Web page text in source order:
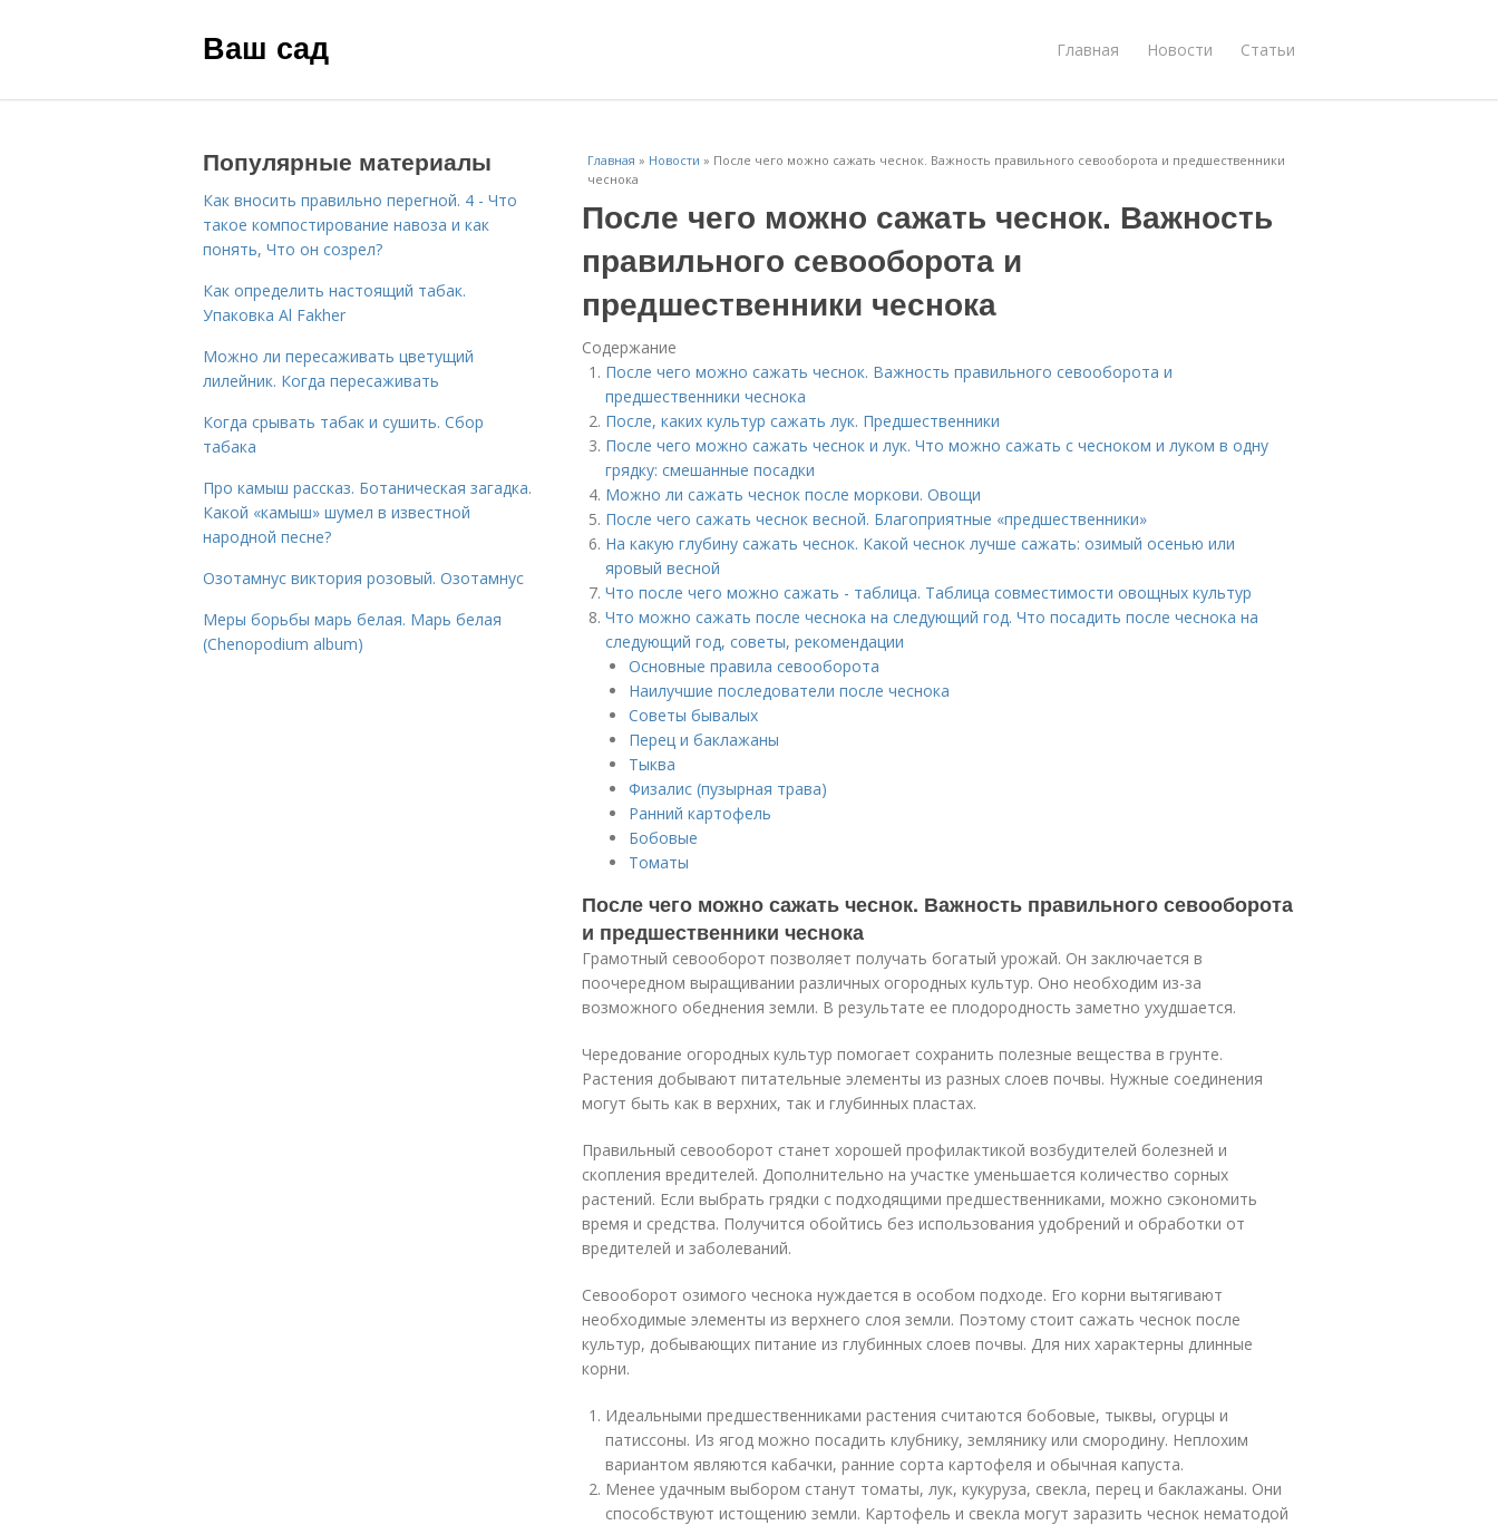
Ваш сад Главная Новости Статьи
Главная » Новости » После чего можно сажать чеснок. Важность правильного севооборота и предшественники
чеснока
После чего можно сажать чеснок. Важность
правильного севооборота и
предшественники чеснока
Содержание
После чего можно сажать чеснок. Важность правильного севооборота и
предшественники чеснока
После, каких культур сажать лук. Предшественники
После чего можно сажать чеснок и лук. Что можно сажать с чесноком и луком в одну
грядку: смешанные посадки
Можно ли сажать чеснок после моркови. Овощи
После чего сажать чеснок весной. Благоприятные «предшественники»
На какую глубину сажать чеснок. Какой чеснок лучше сажать: озимый осенью или
яровый весной
Что после чего можно сажать - таблица. Таблица совместимости овощных культур
Что можно сажать после чеснока на следующий год. Что посадить после чеснока на
следующий год, советы, рекомендации
Основные правила севооборота
Наилучшие последователи после чеснока
Советы бывалых
Перец и баклажаны
Тыква
Физалис (пузырная трава)
Ранний картофель
Бобовые
Томаты
После чего можно сажать чеснок. Важность правильного севооборота
и предшественники чеснока
Грамотный севооборот позволяет получать богатый урожай. Он заключается в
поочередном выращивании различных огородных культур. Оно необходим из-за
возможного обеднения земли. В результате ее плодородность заметно ухудшается.
Чередование огородных культур помогает сохранить полезные вещества в грунте.
Растения добывают питательные элементы из разных слоев почвы. Нужные соединения
могут быть как в верхних, так и глубинных пластах.
Правильный севооборот станет хорошей профилактикой возбудителей болезней и
скопления вредителей. Дополнительно на участке уменьшается количество сорных
растений. Если выбрать грядки с подходящими предшественниками, можно сэкономить
время и средства. Получится обойтись без использования удобрений и обработки от
вредителей и заболеваний.
Севооборот озимого чеснока нуждается в особом подходе. Его корни вытягивают
необходимые элементы из верхнего слоя земли. Поэтому стоит сажать чеснок после
культур, добывающих питание из глубинных слоев почвы. Для них характерны длинные
корни.
Идеальными предшественниками растения считаются бобовые, тыквы, огурцы и
патиссоны. Из ягод можно посадить клубнику, землянику или смородину. Неплохим
вариантом являются кабачки, ранние сорта картофеля и обычная капуста.
Менее удачным выбором станут томаты, лук, кукуруза, свекла, перец и баклажаны. Они
способствуют истощению земли. Картофель и свекла могут заразить чеснок нематодой
Популярные материалы
Как вносить правильно перегной. 4 - Что
такое компостирование навоза и как
понять, Что он созрел?
Как определить настоящий табак.
Упаковка Al Fakher
Можно ли пересаживать цветущий
лилейник. Когда пересаживать
Когда срывать табак и сушить. Сбор
табака
Про камыш рассказ. Ботаническая загадка.
Какой «камыш» шумел в известной
народной песне?
Озотамнус виктория розовый. Озотамнус
Меры борьбы марь белая. Марь белая
(Chenopodium album)